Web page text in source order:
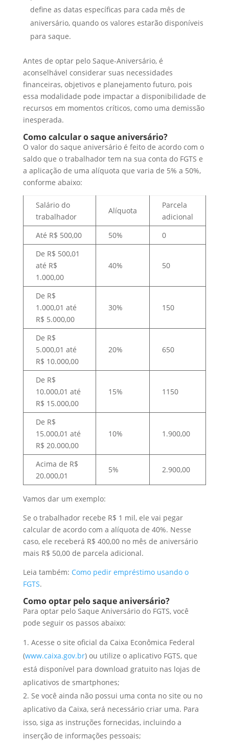
define as datas específicas para cada mês de
aniversário, quando os valores estarão disponíveis
para saque.
Antes de optar pelo Saque-Aniversário, é
aconselhável considerar suas necessidades
financeiras, objetivos e planejamento futuro, pois
essa modalidade pode impactar a disponibilidade de
recursos em momentos críticos, como uma demissão
inesperada.
Como calcular o saque aniversário?
O valor do saque aniversário é feito de acordo com o
saldo que o trabalhador tem na sua conta do FGTS e
a aplicação de uma alíquota que varia de 5% a 50%,
conforme abaixo:
Salário do
trabalhador
Alíquota
Parcela
adicional
Até R$ 500,00
50%
0
De R$ 500,01
até R$
1.000,00
40% 50
De R$
1.000,01 até
R$ 5.000,00
30% 150
De R$
5.000,01 até
R$ 10.000,00
20% 650
De R$
10.000,01 até
R$ 15.000,00
15% 1150
De R$
15.000,01 até
R$ 20.000,00
10% 1.900,00
Acima de R$
20.000,01
5% 2.900,00
Vamos dar um exemplo:
Se o trabalhador recebe R$ 1 mil, ele vai pegar
calcular de acordo com a alíquota de 40%. Nesse
caso, ele receberá R$ 400,00 no mês de aniversário
mais R$ 50,00 de parcela adicional.
Leia também: Como pedir empréstimo usando o
FGTS.
Como optar pelo saque aniversário?
Para optar pelo Saque Aniversário do FGTS, você
pode seguir os passos abaixo:
Acesse o site oficial da Caixa Econômica Federal
(www.caixa.gov.br) ou utilize o aplicativo FGTS, que
está disponível para download gratuito nas lojas de
aplicativos de smartphones;
Se você ainda não possui uma conta no site ou no
aplicativo da Caixa, será necessário criar uma. Para
isso, siga as instruções fornecidas, incluindo a
inserção de informações pessoais;